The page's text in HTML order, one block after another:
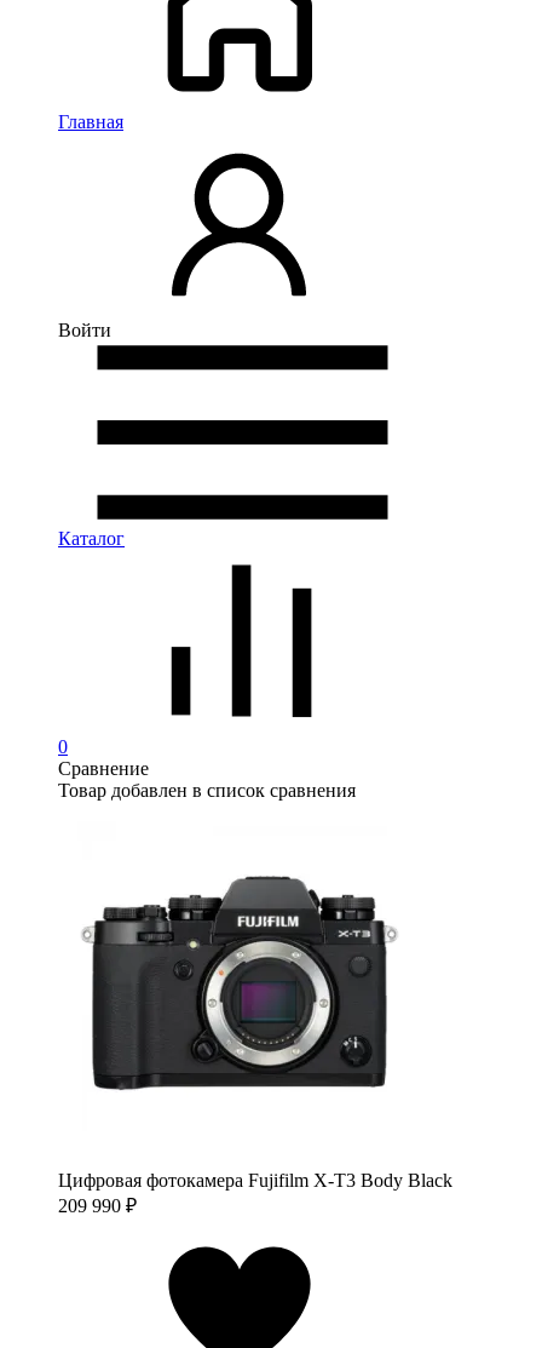
Главная
Войти
Каталог
0
Сравнение
Товар добавлен в список сравнения
Цифровая фотокамера Fujifilm X-T3 Body Black
209 990 ₽